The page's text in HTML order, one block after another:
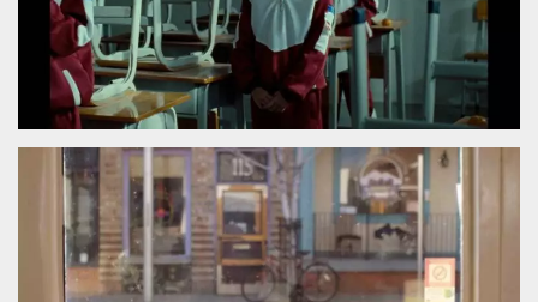
trusted web
traffic and
override any
security
restrictions
based on
the visitor's
IP address. It
is essential
for
supporting a
website's
security
features and
in providing
protection
against
malicious